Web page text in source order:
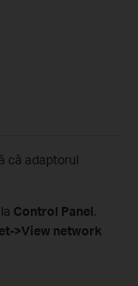
că adaptorul
Control Panel.
>View network